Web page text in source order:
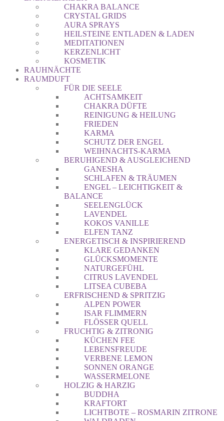
CHAKRA BALANCE
CRYSTAL GRIDS
AURA SPRAYS
HEILSTEINE ENTLADEN & LADEN
MEDITATIONEN
KERZENLICHT
KOSMETIK
RAUHNÄCHTE
RAUMDUFT
FÜR DIE SEELE
ACHTSAMKEIT
CHAKRA DÜFTE
REINIGUNG & HEILUNG
FRIEDEN
KARMA
SCHUTZ DER ENGEL
WEIHNACHTS-KARMA
BERUHIGEND & AUSGLEICHEND
GANESHA
SCHLAFEN & TRÄUMEN
ENGEL – LEICHTIGKEIT &
BALANCE
SEELENGLÜCK
LAVENDEL
KOKOS VANILLE
ELFEN TANZ
ENERGETISCH & INSPIRIEREND
KLARE GEDANKEN
GLÜCKSMOMENTE
NATURGEFÜHL
CITRUS LAVENDEL
LITSEA CUBEBA
ERFRISCHEND & SPRITZIG
ALPEN POWER
ISAR FLIMMERN
FLÖSSER QUELL
FRUCHTIG & ZITRONIG
KÜCHEN FEE
LEBENSFREUDE
VERBENE LEMON
SONNEN ORANGE
WASSERMELONE
HOLZIG & HARZIG
BUDDHA
KRAFTORT
LICHTBOTE – ROSMARIN ZITRONE